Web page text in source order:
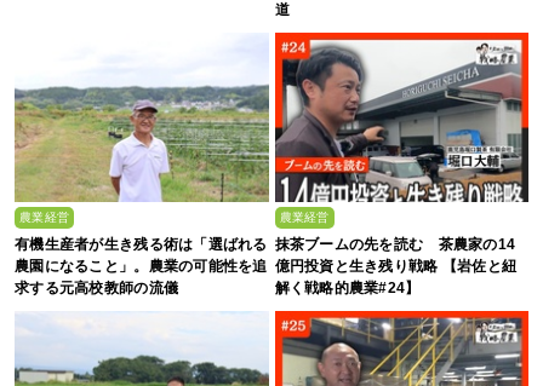
道
農業経営
有機生産者が生き残る術は「選ばれる
農園になること」。農業の可能性を追
求する元高校教師の流儀
農業経営
抹茶ブームの先を読む 茶農家の14
億円投資と生き残り戦略 【岩佐と紐
解く戦略的農業#24】